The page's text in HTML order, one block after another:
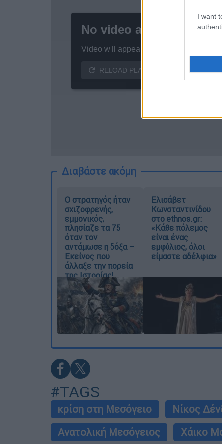
I want
Διαβάστε ακόμη
O στρατηγός ήταν
σχιζοφρενής,
εμμονικός,
πλησίαζε τα 75
όταν τον
αντάμωσε η δόξα –
Εκείνος που
άλλαξε την πορεία
της Ιστορίας!
Ελισάβετ
Κωνσταντινίδου
στο ethnos.gr:
«Κάθε πόλεμος
είναι ένας
εμφύλιος, όλοι
είμαστε αδέλφια»
#TAGS
κρίση στη Μεσόγειο Νίκος
Ανατολική Μεσόγειος
Χάικο